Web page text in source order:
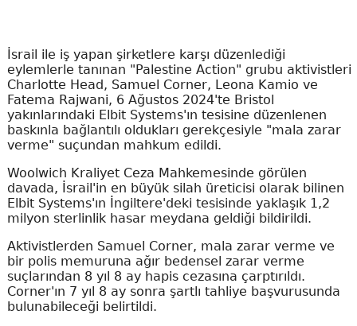
İsrail ile iş yapan şirketlere karşı düzenlediği
eylemlerle tanınan "Palestine Action" grubu aktivistleri
Charlotte Head, Samuel Corner, Leona Kamio ve
Fatema Rajwani, 6 Ağustos 2024'te Bristol
yakınlarındaki Elbit Systems'ın tesisine düzenlenen
baskınla bağlantılı oldukları gerekçesiyle "mala zarar
verme" suçundan mahkum edildi.
Woolwich Kraliyet Ceza Mahkemesinde görülen
davada, İsrail'in en büyük silah üreticisi olarak bilinen
Elbit Systems'ın İngiltere'deki tesisinde yaklaşık 1,2
milyon sterlinlik hasar meydana geldiği bildirildi.
Aktivistlerden Samuel Corner, mala zarar verme ve
bir polis memuruna ağır bedensel zarar verme
suçlarından 8 yıl 8 ay hapis cezasına çarptırıldı.
Corner'ın 7 yıl 8 ay sonra şartlı tahliye başvurusunda
bulunabileceği belirtildi.